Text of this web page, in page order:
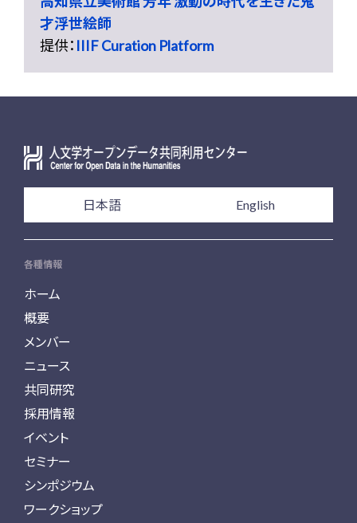
才浮世絵師
提供： IIIF Curation Platform
日本語 English
各種情報
ホーム
概要
メンバー
ニュース
共同研究
採用情報
イベント
セミナー
シンポジウム
ワークショップ